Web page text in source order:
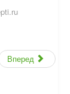
Вперед